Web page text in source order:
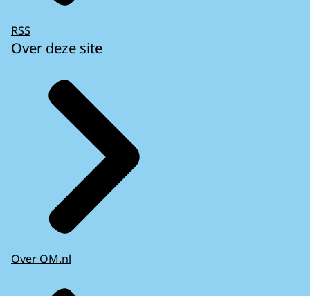
RSS
Over deze site
Over OM.nl